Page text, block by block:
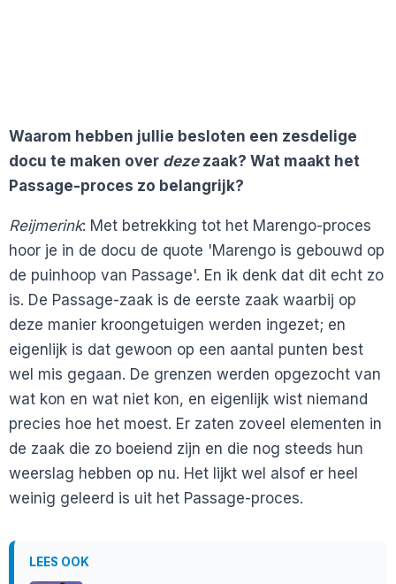
Waarom hebben jullie besloten een zesdelige
docu te maken over dezezaak? Wat maakt het
Passage-proces zo belangrijk?
Reijmerink: Met betrekking tot het Marengo-proces
hoor je in de docu de quote 'Marengo is gebouwd op
de puinhoop van Passage'. En ik denk dat dit echt zo
is. De Passage-zaak is de eerste zaak waarbij op
deze manier kroongetuigen werden ingezet; en
eigenlijk is dat gewoon op een aantal punten best
wel mis gegaan. De grenzen werden opgezocht van
wat kon en wat niet kon, en eigenlijk wist niemand
precies hoe het moest. Er zaten zoveel elementen in
de zaak die zo boeiend zijn en die nog steeds hun
weerslag hebben op nu. Het lijkt wel alsof er heel
weinig geleerd is uit het Passage-proces.
LEES OOK